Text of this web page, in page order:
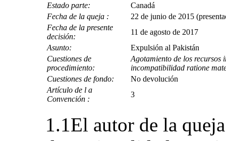
Estado parte:
Canadá
Fecha de la queja :
22 de junio de 2015
Fecha de la presente
decisión:
11 de agosto de 2017
Asunto:
Expulsión al Pakistán
Cuestiones de
procedimiento:
Agotamiento de los recursos
incompatibilidad ratione
Cuestiones de fondo:
No devolución
Artículo de l a
Convención :
3
1.1El autor de la